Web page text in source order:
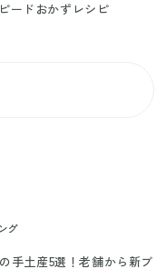
ードおかずレシピ
グ
手土産5選！老舗から新ブ